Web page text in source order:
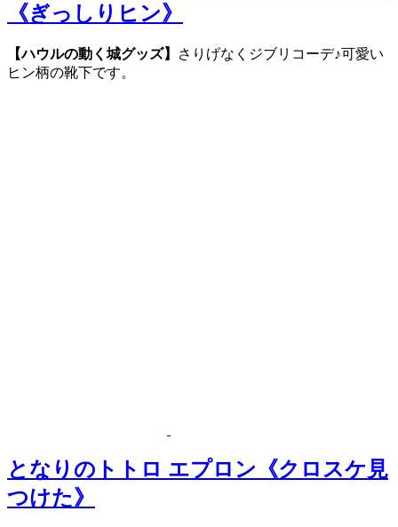
《ぎっしりヒン》
【ハウルの動く城グッズ】
さりげなくジブリコーデ♪可愛い
ヒン柄の靴下です。
となりのトトロ エプロン《クロスケ見
つけた》